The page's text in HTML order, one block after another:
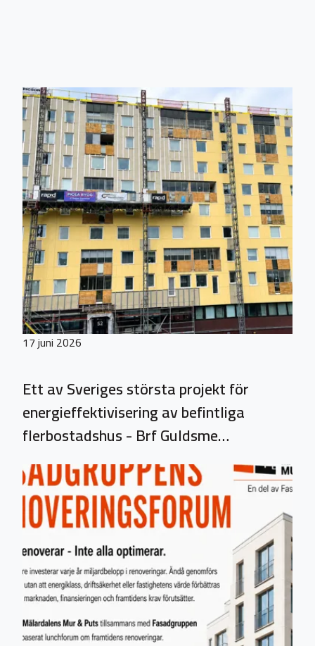
17 juni 2026
Ett av Sveriges största projekt för
energieffektivisering av befintliga
flerbostadshus - Brf Guldsme…